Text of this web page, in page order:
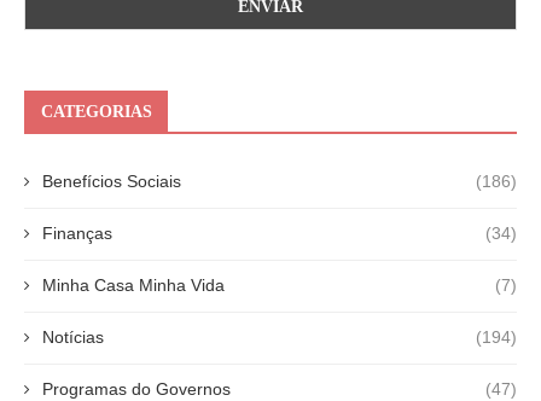
CATEGORIAS
Benefícios Sociais (186)
Finanças (34)
Minha Casa Minha Vida (7)
Notícias (194)
Programas do Governos (47)